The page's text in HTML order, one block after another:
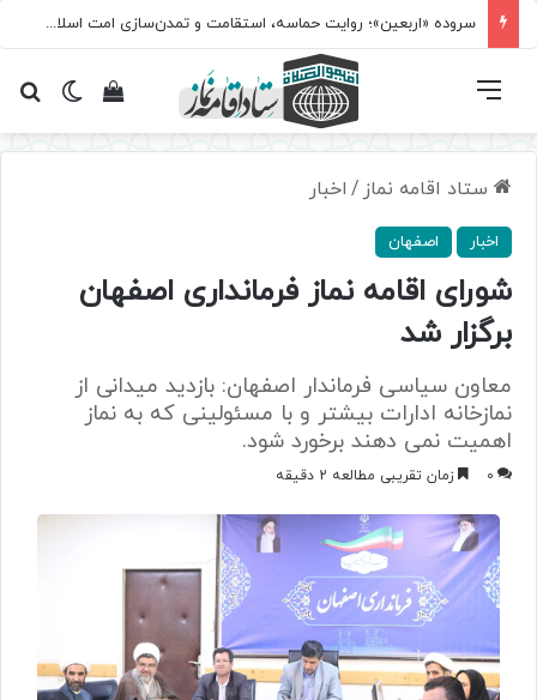
سروده‌ «اربعین»؛ روایت حماسه، استقامت و تمدن‌سازی امت اسلامی
تغییرمشاهده فهرست
ستاد اقامه نماز / اخبار
اخبار اصفهان
شورای اقامه نماز فرمانداری اصفهان
برگزار شد
معاون سیاسی فرماندار اصفهان: بازدید میدانی از
نمازخانه ادارات بیشتر و با مسئولینی که به نماز
اهمیت نمی دهند برخورد شود.
0 زمان تقریبی مطالعه 2 دقیقه